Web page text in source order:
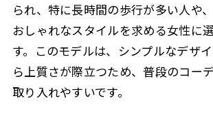
られ、特に長時間の歩行が多い人や
おしゃれなスタイルを求める女性に
す。このモデルは、シンプルなデザ
ら上質さが際立つため、普段のコー
取り入れやすいです。